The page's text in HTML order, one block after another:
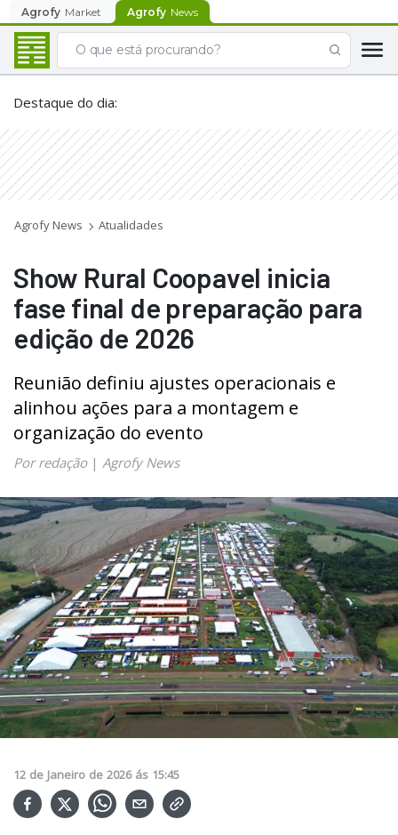
Agrofy Market Agrofy News
Destaque do dia:
Agrofy News Atualidades
Show Rural Coopavel inicia
fase final de preparação para
edição de 2026
Reunião definiu ajustes operacionais e
alinhou ações para a montagem e
organização do evento
Por redação| Agrofy News
12 de Janeiro de 2026 ás 15:45